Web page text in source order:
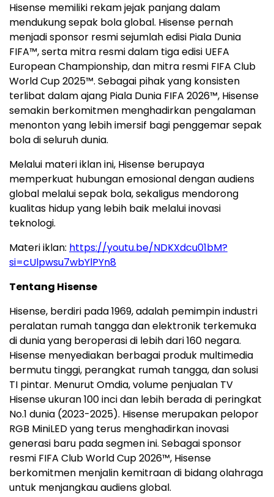
Hisense memiliki rekam jejak panjang dalam
mendukung sepak bola global. Hisense pernah
menjadi sponsor resmi sejumlah edisi Piala Dunia
FIFA™, serta mitra resmi dalam tiga edisi UEFA
European Championship, dan mitra resmi FIFA Club
World Cup 2025™. Sebagai pihak yang konsisten
terlibat dalam ajang Piala Dunia FIFA 2026™, Hisense
semakin berkomitmen menghadirkan pengalaman
menonton yang lebih imersif bagi penggemar sepak
bola di seluruh dunia.
Melalui materi iklan ini, Hisense berupaya
memperkuat hubungan emosional dengan audiens
global melalui sepak bola, sekaligus mendorong
kualitas hidup yang lebih baik melalui inovasi
teknologi.
Materi iklan: https://youtu.be/NDKXdcu01bM?
si=cUlpwsu7wbYlPYn8
Tentang Hisense
Hisense, berdiri pada 1969, adalah pemimpin industri
peralatan rumah tangga dan elektronik terkemuka
di dunia yang beroperasi di lebih dari 160 negara.
Hisense menyediakan berbagai produk multimedia
bermutu tinggi, perangkat rumah tangga, dan solusi
TI pintar. Menurut Omdia, volume penjualan TV
Hisense ukuran 100 inci dan lebih berada di peringkat
No.1 dunia (2023-2025). Hisense merupakan pelopor
RGB MiniLED yang terus menghadirkan inovasi
generasi baru pada segmen ini. Sebagai sponsor
resmi FIFA Club World Cup 2026™, Hisense
berkomitmen menjalin kemitraan di bidang olahraga
untuk menjangkau audiens global.